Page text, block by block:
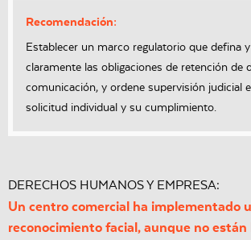
Recomendación:
Establecer un marco regulatorio que defina
claramente las obligaciones de retención de
comunicación, y ordene supervisión judicial
solicitud individual y su cumplimiento.
DERECHOS HUMANOS Y EMPRESA:
Un centro comercial ha implementado
reconocimiento facial, aunque no